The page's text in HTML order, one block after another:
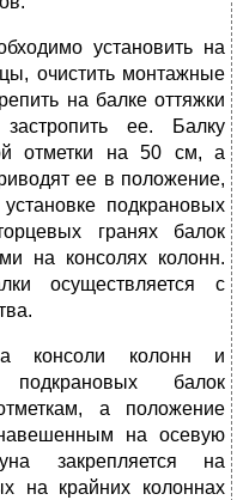
установить на
очистить монтажные
на балке оттяжки
ее. Балку
отметки на 50 см, а
ее в положение,
подкрановых
гранях балок
на консолях колонн.
осуществляется с
консоли колонн и
балок
а положение
на осевую
закрепляется на
на крайних колоннах